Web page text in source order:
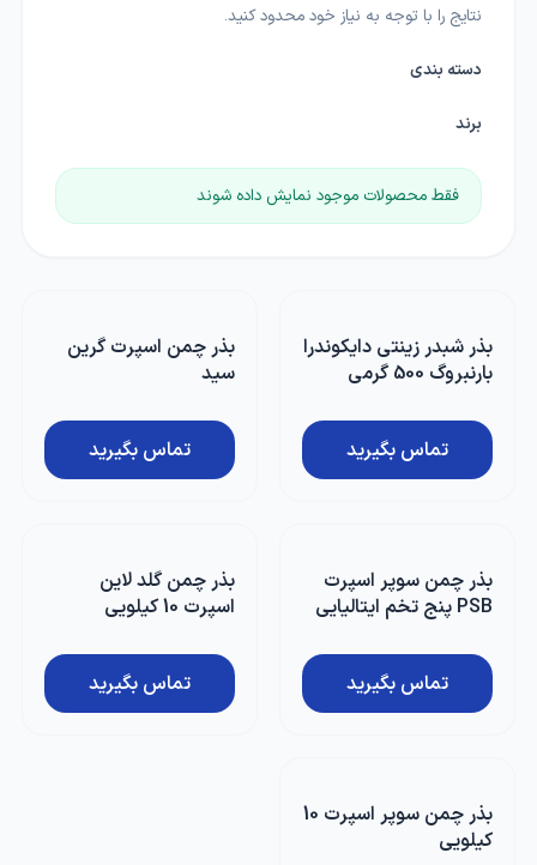
نتایج را با توجه به نیاز خود محدود کنید.
دسته بندی
برند
فقط محصولات موجود نمایش داده شوند
بذر شبدر زینتی دایکوندرا
بارنبروگ 500 گرمی
تماس بگیرید
بذر چمن اسپرت گرین
سید
تماس بگیرید
بذر چمن سوپر اسپرت
PSB پنج تخم ایتالیایی
تماس بگیرید
بذر چمن گلد لاین
اسپرت 10 کیلویی
تماس بگیرید
بذر چمن سوپر اسپرت 10
کیلویی